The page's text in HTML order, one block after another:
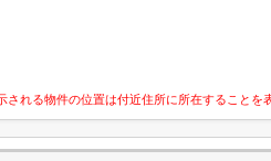
される物件の位置は付近住所に所在することを